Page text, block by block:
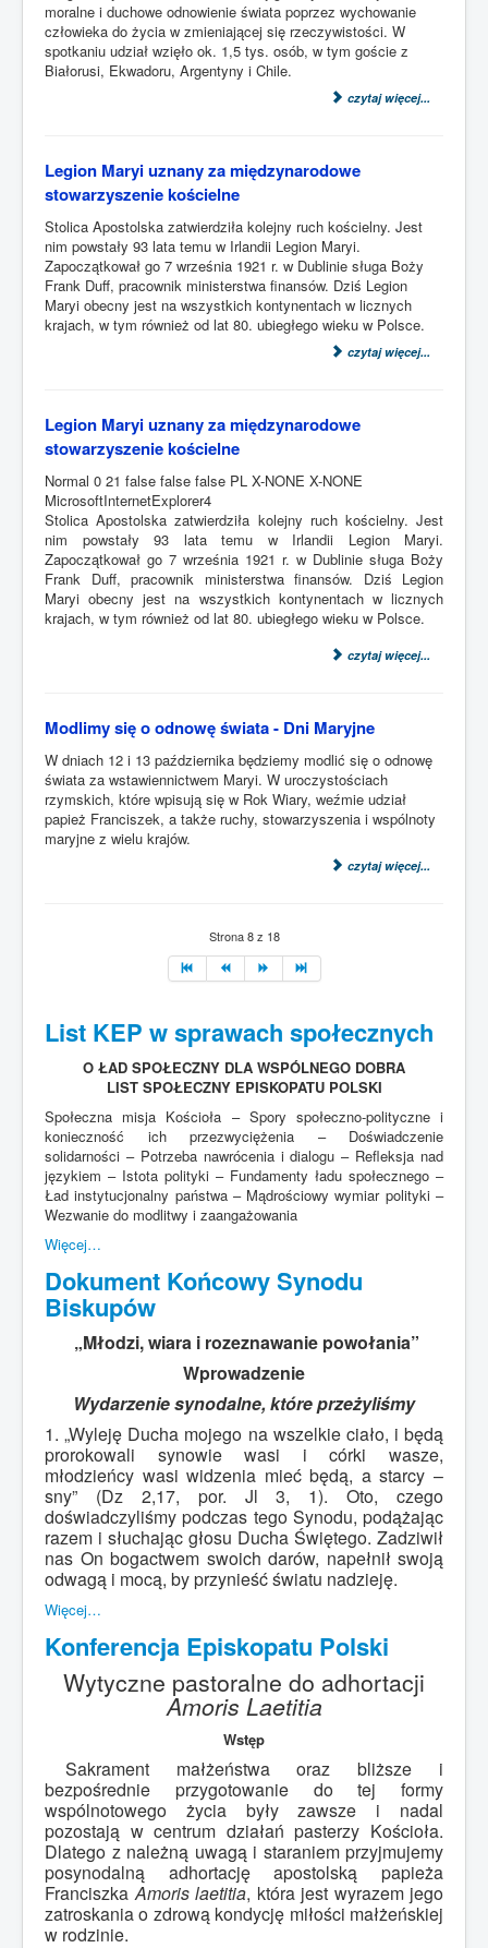
moralne i duchowe odnowienie świata poprzez wychowanie
człowieka do życia w zmieniającej się rzeczywistości. W
spotkaniu udział wzięło ok. 1,5 tys. osób, w tym goście z
Białorusi, Ekwadoru, Argentyny i Chile.
czytaj więcej...
Legion Maryi uznany za międzynarodowe
stowarzyszenie kościelne
Stolica Apostolska zatwierdziła kolejny ruch kościelny. Jest
nim powstały 93 lata temu w Irlandii Legion Maryi.
Zapoczątkował go 7 września 1921 r. w Dublinie sługa Boży
Frank Duff, pracownik ministerstwa finansów. Dziś Legion
Maryi obecny jest na wszystkich kontynentach w licznych
krajach, w tym również od lat 80. ubiegłego wieku w Polsce.
czytaj więcej...
Legion Maryi uznany za międzynarodowe
stowarzyszenie kościelne
Normal 0 21 false false false PL X-NONE X-NONE
MicrosoftInternetExplorer4
Stolica Apostolska zatwierdziła kolejny ruch kościelny. Jest
nim powstały 93 lata temu w Irlandii Legion Maryi.
Zapoczątkował go 7 września 1921 r. w Dublinie sługa Boży
Frank Duff, pracownik ministerstwa finansów. Dziś Legion
Maryi obecny jest na wszystkich kontynentach w licznych
krajach, w tym również od lat 80. ubiegłego wieku w Polsce.
czytaj więcej...
Modlimy się o odnowę świata - Dni Maryjne
W dniach 12 i 13 października będziemy modlić się o odnowę
świata za wstawiennictwem Maryi. W uroczystościach
rzymskich, które wpisują się w Rok Wiary, weźmie udział
papież Franciszek, a także ruchy, stowarzyszenia i wspólnoty
maryjne z wielu krajów.
czytaj więcej...
Strona 8 z 18
List KEP w sprawach społecznych
O ŁAD SPOŁECZNY DLA WSPÓLNEGO DOBRA
LIST SPOŁECZNY EPISKOPATU POLSKI
Społeczna misja Kościoła – Spory społeczno-polityczne i
konieczność ich przezwyciężenia – Doświadczenie
solidarności – Potrzeba nawrócenia i dialogu – Refleksja nad
językiem – Istota polityki – Fundamenty ładu społecznego –
Ład instytucjonalny państwa – Mądrościowy wymiar polityki –
Wezwanie do modlitwy i zaangażowania
Więcej…
Dokument Końcowy Synodu
Biskupów
„Młodzi, wiara i rozeznawanie powołania”
Wprowadzenie
Wydarzenie synodalne, które przeżyliśmy
1. „Wyleję Ducha mojego na wszelkie ciało, i będą
prorokowali synowie wasi i córki wasze,
młodzieńcy wasi widzenia mieć będą, a starcy –
sny” (Dz 2,17, por. Jl 3, 1). Oto, czego
doświadczyliśmy podczas tego Synodu, podążając
razem i słuchając głosu Ducha Świętego. Zadziwił
nas On bogactwem swoich darów, napełnił swoją
odwagą i mocą, by przynieść światu nadzieję.
Więcej…
Konferencja Episkopatu Polski
Wytyczne pastoralne do adhortacji
Amoris Laetitia
Wstęp
Sakrament małżeństwa oraz bliższe i
bezpośrednie przygotowanie do tej formy
wspólnotowego życia były zawsze i nadal
pozostają w centrum działań pasterzy Kościoła.
Dlatego z należną uwagą i staraniem przyjmujemy
posynodalną adhortację apostolską papieża
FranciszkaAmoris laetitia, która jest wyrazem jego
zatroskania o zdrową kondycję miłości małżeńskiej
w rodzinie.